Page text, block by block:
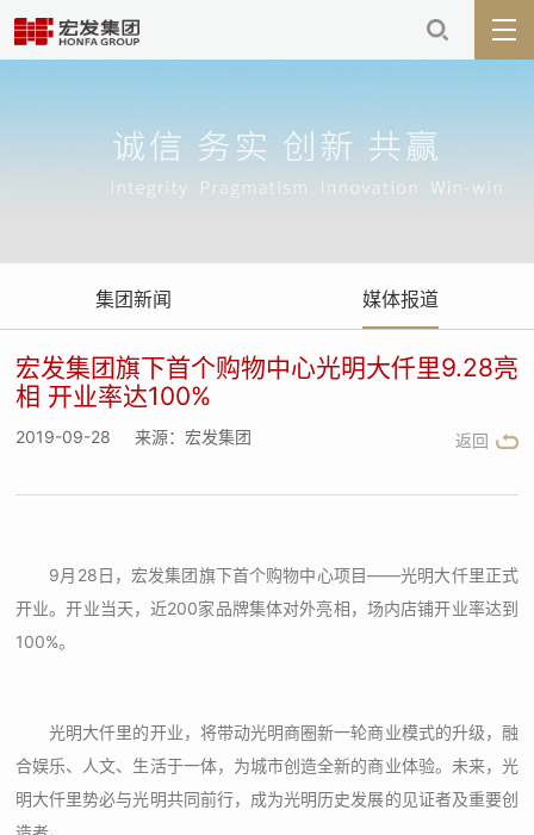
集团新闻 媒体报道
宏发集团旗下首个购物中心光明大仟里9.28亮
相 开业率达100%
2019-09-28 来源：宏发集团 返回
9月28日，宏发集团旗下首个购物中心项目——光明大仟里正式
开业。开业当天，近200家品牌集体对外亮相，场内店铺开业率达到
100%。
光明大仟里的开业，将带动光明商圈新一轮商业模式的升级，融
合娱乐、人文、生活于一体，为城市创造全新的商业体验。未来，光
明大仟里势必与光明共同前行，成为光明历史发展的见证者及重要创